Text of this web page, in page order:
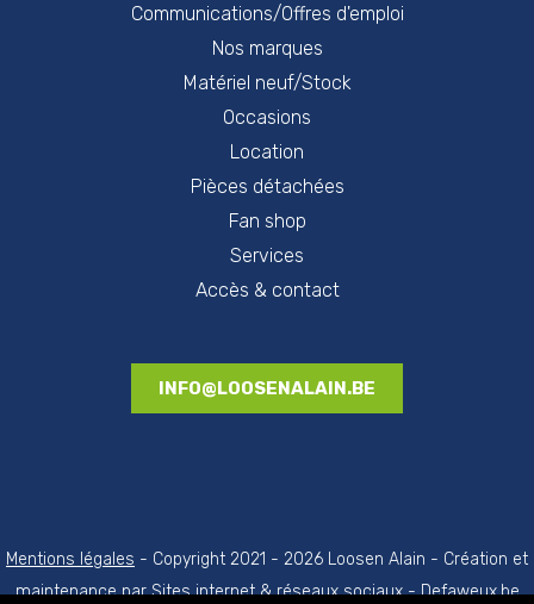
Communications/Offres d'emploi
Nos marques
Matériel neuf/Stock
Occasions
Location
Pièces détachées
Fan shop
Services
Accès & contact
INFO@LOOSENALAIN.BE
Mentions légales - Copyright 2021 - 2026 Loosen Alain - Création et
maintenance parSites internet & réseaux sociaux - Defaweux.be